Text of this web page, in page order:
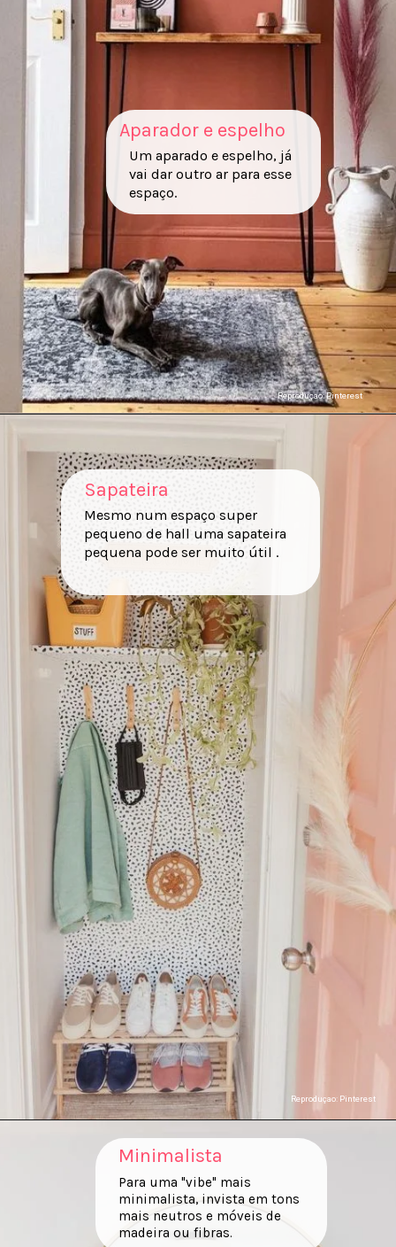
Um aparado e espelho, já
vai dar outro ar para esse
espaço.
Reproduçao: Pinterest
Aparador e espelho
Mesmo num espaço super
pequeno de hall uma sapateira
pequena pode ser muito útil .
Reproduçao: Pinterest
Sapateira
Minimalista
Para uma "vibe" mais
minimalista, invista em tons
mais neutros e móveis de
madeira ou fibras.